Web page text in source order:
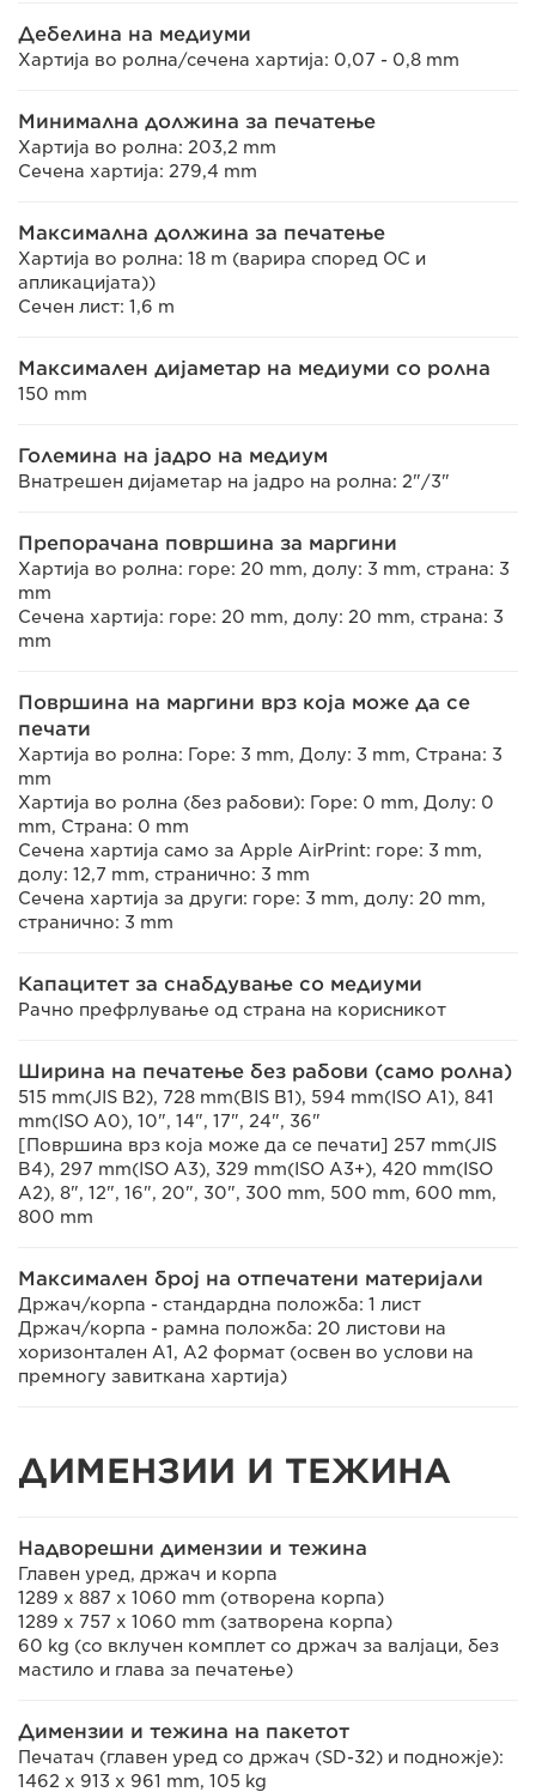
Дебелина на медиуми
Хартија во ролна/сечена хартија: 0,07 - 0,8 mm
Минимална должина за печатење
Хартија во ролна: 203,2 mm
Сечена хартија: 279,4 mm
Максимална должина за печатење
Хартија во ролна: 18 m (варира според ОС и
апликацијата))
Сечен лист: 1,6 m
Максимален дијаметар на медиуми со ролна
150 mm
Големина на јадро на медиум
Внатрешен дијаметар на јадро на ролна: 2"/3"
Препорачана површина за маргини
Хартија во ролна: горе: 20 mm, долу: 3 mm, страна: 3
mm
Сечена хартија: горе: 20 mm, долу: 20 mm, страна: 3
mm
Површина на маргини врз која може да се
печати
Хартија во ролна: Горе: 3 mm, Долу: 3 mm, Страна: 3
mm
Хартија во ролна (без рабови): Горе: 0 mm, Долу: 0
mm, Страна: 0 mm
Сечена хартија само за Apple AirPrint: горе: 3 mm,
долу: 12,7 mm, странично: 3 mm
Сечена хартија за други: горе: 3 mm, долу: 20 mm,
странично: 3 mm
Капацитет за снабдување со медиуми
Рачно префрлување од страна на корисникот
Ширина на печатење без рабови (само ролна)
515 mm(JIS B2), 728 mm(BIS B1), 594 mm(ISO A1), 841
mm(ISO A0), 10", 14", 17", 24", 36"
[Површина врз која може да се печати] 257 mm(JIS
B4), 297 mm(ISO A3), 329 mm(ISO A3+), 420 mm(ISO
A2), 8", 12", 16", 20", 30", 300 mm, 500 mm, 600 mm,
800 mm
Максимален број на отпечатени материјали
Држач/корпа - стандардна положба: 1 лист
Држач/корпа - рамна положба: 20 листови на
хоризонтален А1, A2 формат (освен во услови на
премногу завиткана хартија)
ДИМЕНЗИИ И ТЕЖИНА
Надворешни димензии и тежина
Главен уред, држач и корпа
1289 x 887 x 1060 mm (отворена корпа)
1289 x 757 x 1060 mm (затворена корпа)
60 kg (со вклучен комплет со држач за валјаци, без
мастило и глава за печатење)
Димензии и тежина на пакетот
Печатач (главен уред со држач (SD-32) и подножје):
1462 x 913 x 961 mm, 105 kg